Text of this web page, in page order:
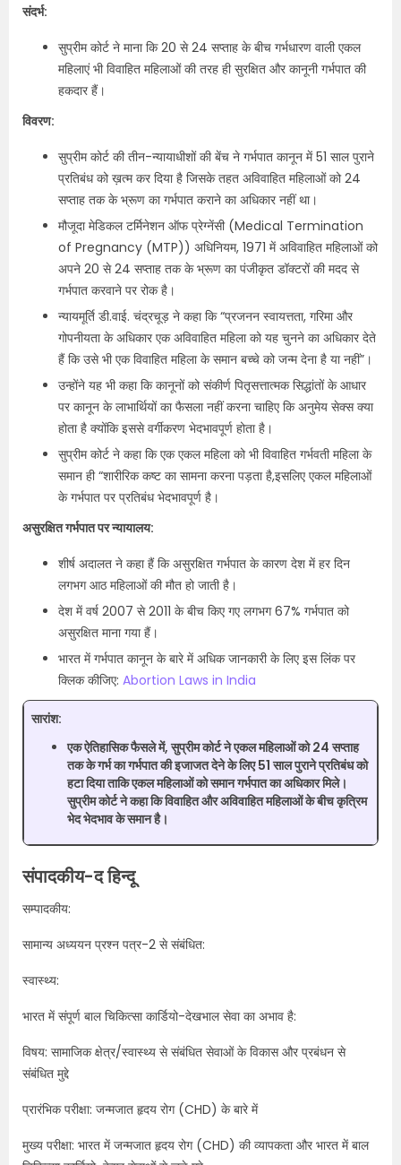
संदर्भ:
सुप्रीम कोर्ट ने माना कि 20 से 24 सप्ताह के बीच गर्भधारण वाली एकल
महिलाएं भी विवाहित महिलाओं की तरह ही सुरक्षित और कानूनी गर्भपात की
हकदार हैं।
विवरण:
सुप्रीम कोर्ट की तीन-न्यायाधीशों की बेंच ने गर्भपात कानून में 51 साल पुराने
प्रतिबंध को ख़त्म कर दिया है जिसके तहत अविवाहित महिलाओं को 24
सप्ताह तक के भ्रूण का गर्भपात कराने का अधिकार नहीं था।
मौजूदा मेडिकल टर्मिनेशन ऑफ प्रेग्नेंसी (Medical Termination
of Pregnancy (MTP)) अधिनियम, 1971 में अविवाहित महिलाओं को
अपने 20 से 24 सप्ताह तक के भ्रूण का पंजीकृत डॉक्टरों की मदद से
गर्भपात करवाने पर रोक है।
न्यायमूर्ति डी.वाई. चंद्रचूड़ ने कहा कि “प्रजनन स्वायत्तता, गरिमा और
गोपनीयता के अधिकार एक अविवाहित महिला को यह चुनने का अधिकार देते
हैं कि उसे भी एक विवाहित महिला के समान बच्चे को जन्म देना है या नहीं”।
उन्होंने यह भी कहा कि कानूनों को संकीर्ण पितृसत्तात्मक सिद्धांतों के आधार
पर कानून के लाभार्थियों का फैसला नहीं करना चाहिए कि अनुमेय सेक्स क्या
होता है क्योंकि इससे वर्गीकरण भेदभावपूर्ण होता है।
सुप्रीम कोर्ट ने कहा कि एक एकल महिला को भी विवाहित गर्भवती महिला के
समान ही “शारीरिक कष्ट का सामना करना पड़ता है,इसलिए एकल महिलाओं
के गर्भपात पर प्रतिबंध भेदभावपूर्ण है।
असुरक्षित गर्भपात पर न्यायालय:
शीर्ष अदालत ने कहा हैं कि असुरक्षित गर्भपात के कारण देश में हर दिन
लगभग आठ महिलाओं की मौत हो जाती है।
देश में वर्ष 2007 से 2011 के बीच किए गए लगभग 67% गर्भपात को
असुरक्षित माना गया हैं।
भारत में गर्भपात कानून के बारे में अधिक जानकारी के लिए इस लिंक पर
क्लिक कीजिए: Abortion Laws in India
सारांश:
एक ऐतिहासिक फैसले में, सुप्रीम कोर्ट ने एकल महिलाओं को 24 सप्ताह
तक के गर्भ का गर्भपात की इजाजत देने के लिए 51 साल पुराने प्रतिबंध को
हटा दिया ताकि एकल महिलाओं को समान गर्भपात का अधिकार मिले।
सुप्रीम कोर्ट ने कहा कि विवाहित और अविवाहित महिलाओं के बीच कृत्रिम
भेद भेदभाव के समान है।
संपादकीय-द हिन्दू
सम्पादकीय:
सामान्य अध्ययन प्रश्न पत्र-2 से संबंधित:
स्वास्थ्य:
भारत में संपूर्ण बाल चिकित्सा कार्डियो-देखभाल सेवा का अभाव है:
विषय: सामाजिक क्षेत्र/स्वास्थ्य से संबंधित सेवाओं के विकास और प्रबंधन से
संबंधित मुद्दे
प्रारंभिक परीक्षा: जन्मजात हृदय रोग (CHD) के बारे में
मुख्य परीक्षा: भारत में जन्मजात हृदय रोग (CHD) की व्यापकता और भारत में बाल